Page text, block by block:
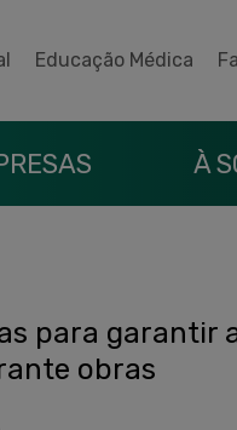
Educação Médica
À
para garantir
obras